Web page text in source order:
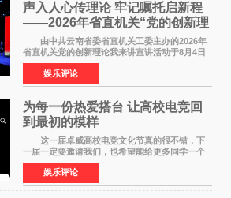
声入人心传理论 牢记嘱托启新程
——2026年省直机关“党的创新理
论我来讲”宣讲活动圆满落幕
由中共云南省委省直机关工委主办的2026年
省直机关党的创新理论我来讲宣讲活动于8月4日
至5日在昆明举办。活动以 "牢记嘱托 感恩奋进
开创云南发展新局面 "为主题，坚持以新时代中国
特色社会主义
娱乐评论
为每一份热爱搭台 让高校电竞回
到最初的模样
这一届卓威高校电竞文化节真的很不错，下
一届一定要邀请我们，也希望能给更多同学一个
来到现场的机会。 2026卓威高校电竞文化节
已经落下帷幕，在活动结束后，仍有不少高校电
竞社负责人和现
娱乐评论